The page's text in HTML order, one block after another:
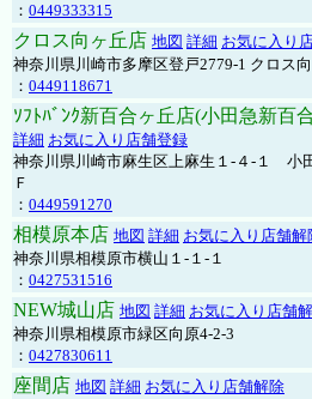
： 0449333315
クロス向ヶ丘店 地図 詳細 お気に入り
神奈川県川崎市多摩区登戸2779-1 クロス
： 0449118671
ｿﾌﾄﾊﾞﾝｸ新百合ヶ丘店(小田急新百
詳細 お気に入り店舗登録
神奈川県川崎市麻生区上麻生１-４-１ 小
Ｆ
： 0449591270
相模原本店 地図 詳細 お気に入り店舗解
神奈川県相模原市横山１-１-１
： 0427531516
NEW城山店 地図 詳細 お気に入り店舗
神奈川県相模原市緑区向原4-2-3
： 0427830611
座間店 地図 詳細 お気に入り店舗解除